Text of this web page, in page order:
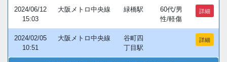
2024/06/12
15:03
大阪メトロ中央線 緑橋駅
60代/男
性/軽傷
詳細
2024/02/05
10:51
大阪メトロ中央線
谷町四
丁目駅
詳細